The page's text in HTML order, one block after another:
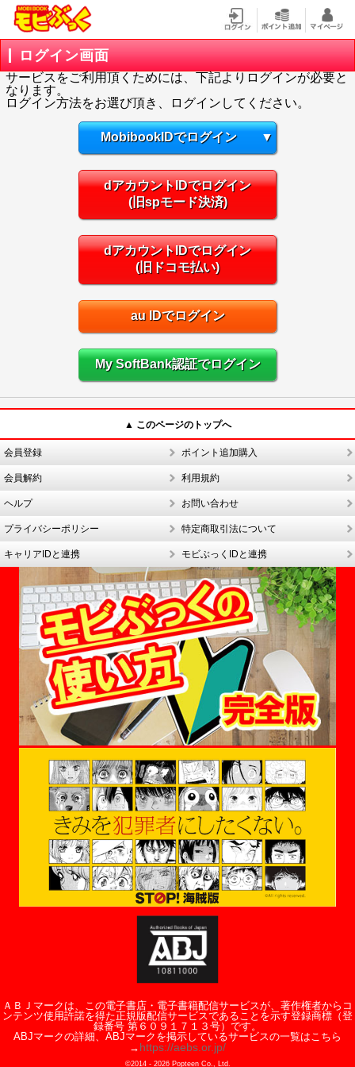
ログイン画面
サービスをご利用頂くためには、下記よりログインが必要と
なります。
ログイン方法をお選び頂き、ログインしてください。
MobibookIDでログイン ▼
dアカウントIDでログイン
(旧spモード決済)
dアカウントIDでログイン
(旧ドコモ払い)
au IDでログイン
My SoftBank認証でログイン
▲ このページのトップへ
会員登録 ポイント追加購入
会員解約 利用規約
ヘルプ お問い合わせ
プライバシーポリシー 特定商取引法について
キャリアIDと連携 モビぶっくIDと連携
ＡＢＪマークは、この電子書店・電子書籍配信サービスが、著作権者からコ
ンテンツ使用許諾を得た正規版配信サービスであることを示す登録商標（登
録番号 第６０９１７１３号）です。
ABJマークの詳細、ABJマークを掲示しているサービスの一覧はこちら
→ https://aebs.or.jp/
©2014 - 2026Popteen Co., Ltd.